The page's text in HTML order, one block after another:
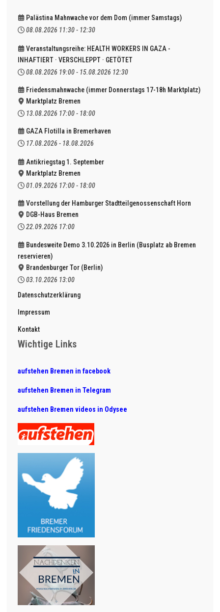
Palästina Mahnwache vor dem Dom (immer Samstags)
08.08.2026 11:30 - 12:30
Veranstaltungsreihe: HEALTH WORKERS IN GAZA -
INHAFTIERT · VERSCHLEPPT · GETÖTET
08.08.2026 19:00 - 15.08.2026 12:30
Friedensmahnwache (immer Donnerstags 17-18h Marktplatz)
Marktplatz Bremen
13.08.2026 17:00 - 18:00
GAZA Flotilla in Bremerhaven
17.08.2026 - 18.08.2026
Antikriegstag 1. September
Marktplatz Bremen
01.09.2026 17:00 - 18:00
Vorstellung der Hamburger Stadtteilgenossenschaft Horn
DGB-Haus Bremen
22.09.2026 17:00
Bundesweite Demo 3.10.2026 in Berlin (Busplatz ab Bremen
reservieren)
Brandenburger Tor (Berlin)
03.10.2026 13:00
Datenschutzerklärung
Impressum
Kontakt
Wichtige Links
aufstehen Bremen in facebook
aufstehen Bremen in Telegram
aufstehen Bremen videos in Odysee